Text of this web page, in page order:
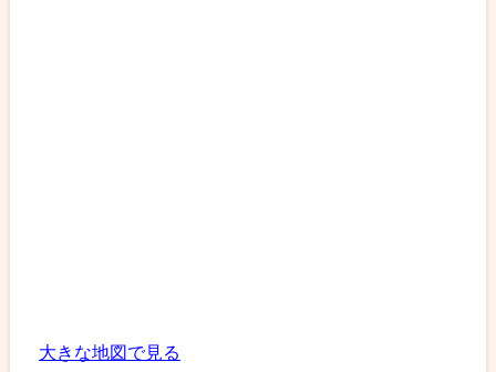
大きな地図で見る